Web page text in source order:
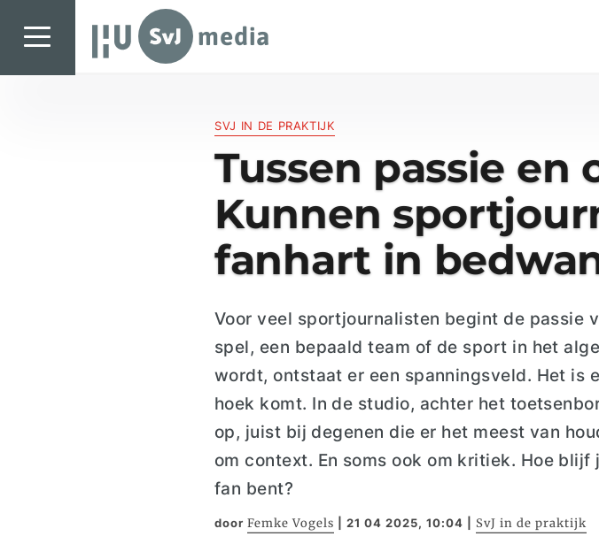
SvJ media
SVJ IN DE PRAKTIJK
Tussen passie
Kunnen
fanhart in
Voor veel sportjournalisten begint de passie
spel, een bepaald team of de sport in het
wordt, ontstaat er een spanningsveld. Het is
hoek komt. In de studio, achter het
op, juist bij degenen die er het meest van
om context. En soms ook om kritiek. Hoe
fan bent?
door Femke Vogels 21 04 2025, 10:04 SvJ in de praktijk
Specials & International
In de praktijk
Freelancebureau
Introductiefestival
Agenda & Vacatures